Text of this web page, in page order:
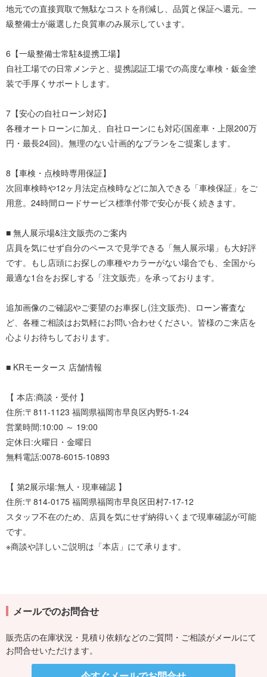
地元での直接買取で無駄なコストを削減し、品質と保証へ還元。一
級整備士が厳選した良質車のみ展示しています。
6【一級整備士常駐&提携工場】
自社工場での日常メンテと、提携認証工場での高度な車検・鈑金塗
装で手厚くサポートします。
7【安心の自社ローン対応】
各種オートローンに加え、自社ローンにも対応(国産車・上限200万
円・最長24回)。無理のない計画的なプランをご提案します。
8【車検・点検時専用保証】
次回車検時や12ヶ月法定点検時などに加入できる「車検保証」をご
用意。24時間ロードサービス標準付帯で安心が長く続きます。
■ 無人展示場&注文販売のご案内
店員を気にせず自分のペースで見学できる「無人展示場」も大好評
です。もし店頭にお探しの車種やカラーがない場合でも、全国から
最適な1台をお探しする「注文販売」を承っております。
追加画像のご確認やご要望のお車探し(注文販売)、ローン審査な
ど、各種ご相談はお気軽にお問い合わせください。皆様のご来店を
心よりお待ちしております。
■ KRモータース 店舗情報
【 本店:商談・受付 】
住所:〒811-1123 福岡県福岡市早良区内野5-1-24
営業時間:10:00 ～ 19:00
定休日:火曜日・金曜日
無料電話:0078-6015-10893
【 第2展示場:無人・現車確認 】
住所:〒814-0175 福岡県福岡市早良区田村7-17-12
スタッフ不在のため、店員を気にせず納得いくまで現車確認が可能
です。
※商談や詳しいご説明は「本店」にて承ります。
メールでのお問合せ
販売店の在庫状況・見積り依頼などのご質問・ご相談がメールにて
お問合せいただけます。